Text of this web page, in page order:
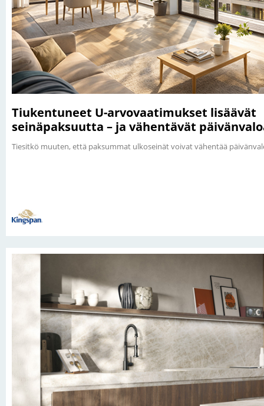
Tiukentuneet U-arvovaatimukset lisäävät
seinäpaksuutta – ja vähentävät
Tiesitkö muuten, että paksummat ulkoseinät voivat vähentää